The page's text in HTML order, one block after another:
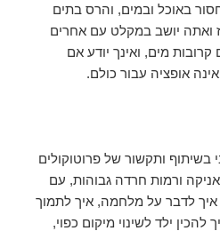
באוכל ובמים, והרס בתים
ואתה יושב במקלט עם אחרים
מים, ואינך יודע אם
אופציה עבור כולם.
בשיתוף ותקשור של פרוטוקולים
ורמות חרדה גבוהות, עם
לדבר על מלחמה, איך לתמוך
להכין ילד לשינוי מיקום כפוי,